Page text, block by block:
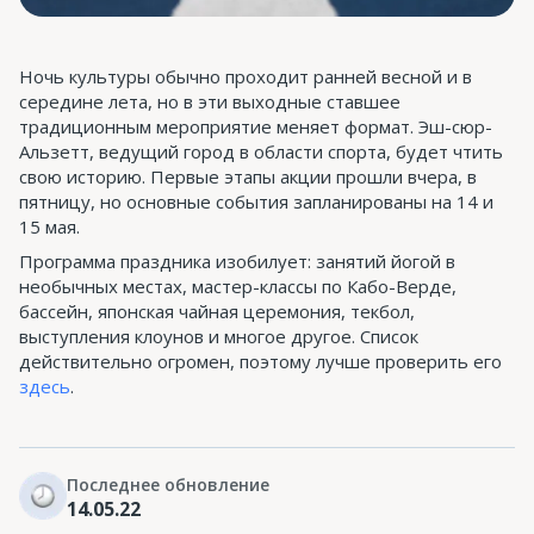
Ночь культуры обычно проходит ранней весной и в
середине лета, но в эти выходные ставшее
традиционным мероприятие меняет формат. Эш-сюр-
Альзетт, ведущий город в области спорта, будет чтить
свою историю. Первые этапы акции прошли вчера, в
пятницу, но основные события запланированы на 14 и
15 мая.
Программа праздника изобилует: занятий йогой в
необычных местах, мастер-классы по Кабо-Верде,
бассейн, японская чайная церемония, текбол,
выступления клоунов и многое другое. Список
действительно огромен, поэтому лучше проверить его
здесь.
Последнее обновление
14.05.22